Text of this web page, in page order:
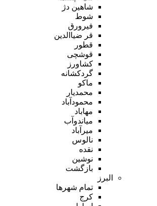
شاهین دژ
شوط
فیرورق
قر ضیاالدین
قطور
قوشچی
کشاورز
گردکشانه
ماکو
محمدیار
محمودآباد
مهاباد
میاندوآب
میرآباد
نالوس
نقده
نوشین
بازگشت
البرز
تمام شهر‌ها
کرج